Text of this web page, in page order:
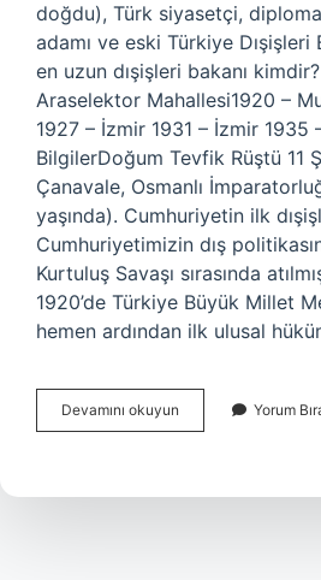
doğdu), Türk siyasetçi,
adamı ve eski Türkiye Dışişleri
en uzun dışişleri bakanı
Araselektor Mahallesi1920 –
1927 – İzmir 1931 – İzmir 1935
BilgilerDoğum Tevfik Rüştü 11
Çanavale, Osmanlı
yaşında). Cumhuriyetin ilk
Cumhuriyetimizin dış
Kurtuluş Savaşı sırasında
1920’de Türkiye Büyük Millet
hemen ardından ilk ulusal
Devamını okuyun
Işleri
Yorum